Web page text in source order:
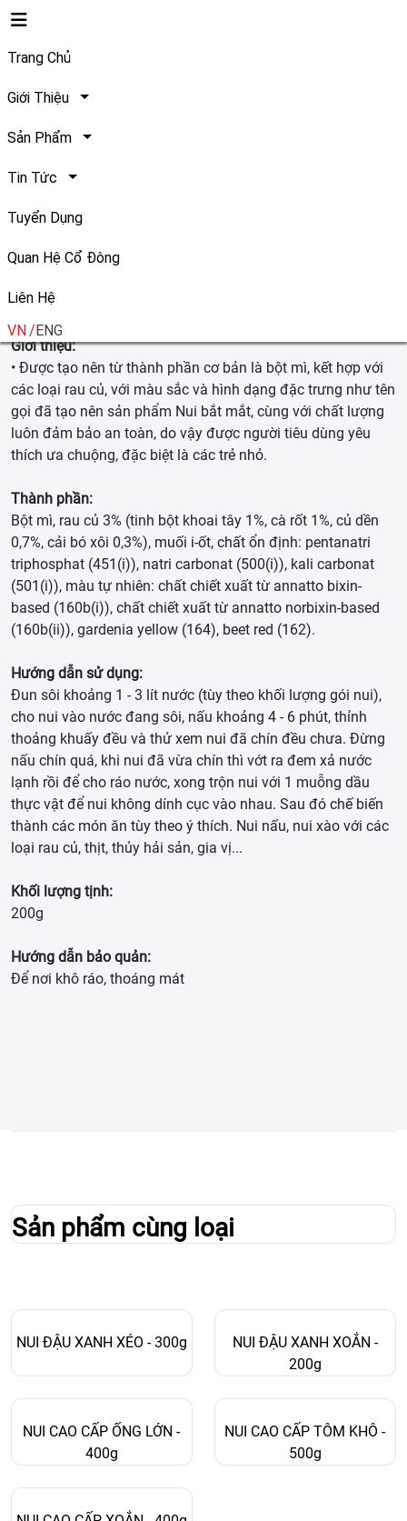
Trang Chủ
Giới Thiệu
Sản Phẩm
Tin Tức
Tuyển Dụng
Quan Hệ Cổ Đông
Liên Hệ
VN ENG
NUI NƠ NÓN RAU CỦ - 200g
Giới thiệu:
• Được tạo nên từ thành phần cơ bản là bột mì, kết hợp với
các loại rau củ, với màu sắc và hình dạng đặc trưng như tên
gọi đã tạo nên sản phẩm Nui bắt mắt, cùng với chất lượng
luôn đảm bảo an toàn, do vậy được người tiêu dùng yêu
thích ưa chuộng, đặc biệt là các trẻ nhỏ.
Thành phần:
Bột mì, rau củ 3% (tinh bột khoai tây 1%, cà rốt 1%, củ dền
0,7%, cải bó xôi 0,3%), muối i-ốt, chất ổn định: pentanatri
triphosphat (451(i)), natri carbonat (500(i)), kali carbonat
(501(i)), màu tự nhiên: chất chiết xuất từ annatto bixin-
based (160b(i)), chất chiết xuất từ annatto norbixin-based
(160b(ii)), gardenia yellow (164), beet red (162).
Hướng dẫn sử dụng:
Đun sôi khoảng 1 - 3 lít nước (tùy theo khối lượng gói nui),
cho nui vào nước đang sôi, nấu khoảng 4 - 6 phút, thỉnh
thoảng khuấy đều và thử xem nui đã chín đều chưa. Đừng
nấu chín quá, khi nui đã vừa chín thì vớt ra đem xả nước
lạnh rồi để cho ráo nước, xong trộn nui với 1 muỗng dầu
thực vật để nui không dính cục vào nhau. Sau đó chế biến
thành các món ăn tùy theo ý thích. Nui nấu, nui xào với các
loại rau củ, thịt, thủy hải sản, gia vị...
Khối lượng tịnh:
200g
Hướng dẫn bảo quản:
Để nơi khô ráo, thoáng mát
Sản phẩm cùng loại
NUI ĐẬU XANH XÉO - 300g
NUI ĐẬU XANH XOẮN -
200g
NUI CAO CẤP ỐNG LỚN -
400g
NUI CAO CẤP TÔM KHÔ -
500g